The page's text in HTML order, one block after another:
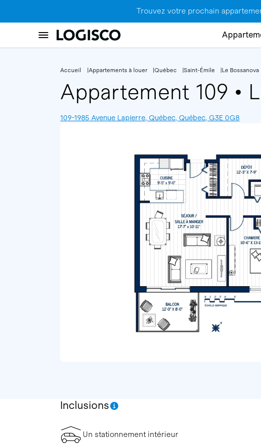
Trouvez votre prochain
Accueil Appartements à louer Québec Saint-Émile Le Bossanova
Appartement 109 •
109-1985 Avenue Lapierre, Québec, Québec, G3E 0G8
Inclusions
Un stationnement intérieur